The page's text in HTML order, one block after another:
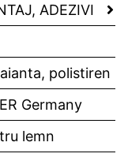
ADEZIVI
polistiren
Germany
lemn